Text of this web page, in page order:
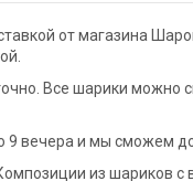
от магазина
Все шарики можно
вечера и мы сможем
из шариков